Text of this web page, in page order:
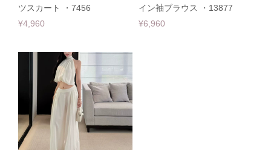
ツスカート ・7456
¥4,960
イン袖ブラウス ・13877
¥6,960